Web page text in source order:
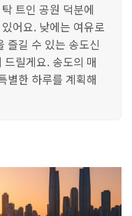
트인 공원 덕분에
어요. 낮에는 여유로
즐길 수 있는 송도신
릴게요. 송도의 매
별한 하루를 계획해